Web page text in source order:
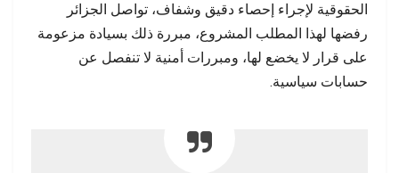
الحقوقية لإجراء إحصاء دقيق وشفاف، تواصل الجزائر
رفضها لهذا المطلب المشروع، مبررة ذلك بسيادة مزعومة
على قرار لا يخضع لها، ومبررات أمنية لا تنفصل عن
حسابات سياسية.